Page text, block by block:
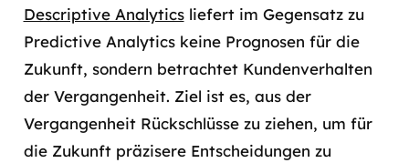
Descriptive Analyticsliefert im Gegensatz zu
Predictive Analytics keine Prognosen für die
Zukunft, sondern betrachtet Kundenverhalten
der Vergangenheit. Ziel ist es, aus der
Vergangenheit Rückschlüsse zu ziehen, um für
die Zukunft präzisere Entscheidungen zu